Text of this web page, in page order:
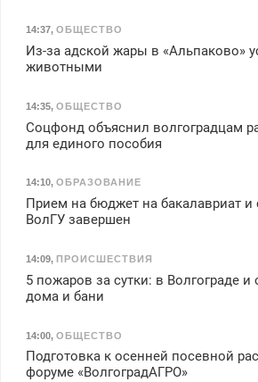
14:37, ОБЩЕСТВО
Из-за адской жары в «Альпаково»
животными
14:35, ОБЩЕСТВО
Соцфонд объяснил волгоградцам
для единого пособия
14:10, ОБРАЗОВАНИЕ
Прием на бюджет на бакалавриат и
ВолГУ завершен
14:09, ПРОИСШЕСТВИЯ
5 пожаров за сутки: в Волгограде и
дома и бани
14:00, ОБЩЕСТВО
Подготовка к осенней посевной
форуме «ВолгоградАГРО»